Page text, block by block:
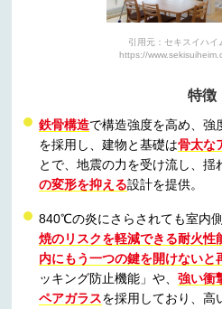
引用元：セキスイハイ
https://
特徴
鉄骨構造で構造強度を高め、強
を採用し、建物と基礎は骨太な
とで、地震の力を受け流し、揺
の変形を抑える設計を提供。
840℃の炎にさらされても室内
焼のリスクを軽減できる耐火性
内にもう一つの鍵を開けないと
ッキング防止機能」や、強い衝
ペアガラスを採用しており、高